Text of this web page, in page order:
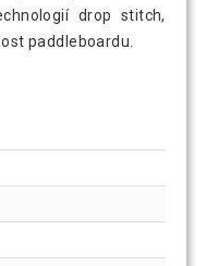
drop stitch,
paddleboardu.